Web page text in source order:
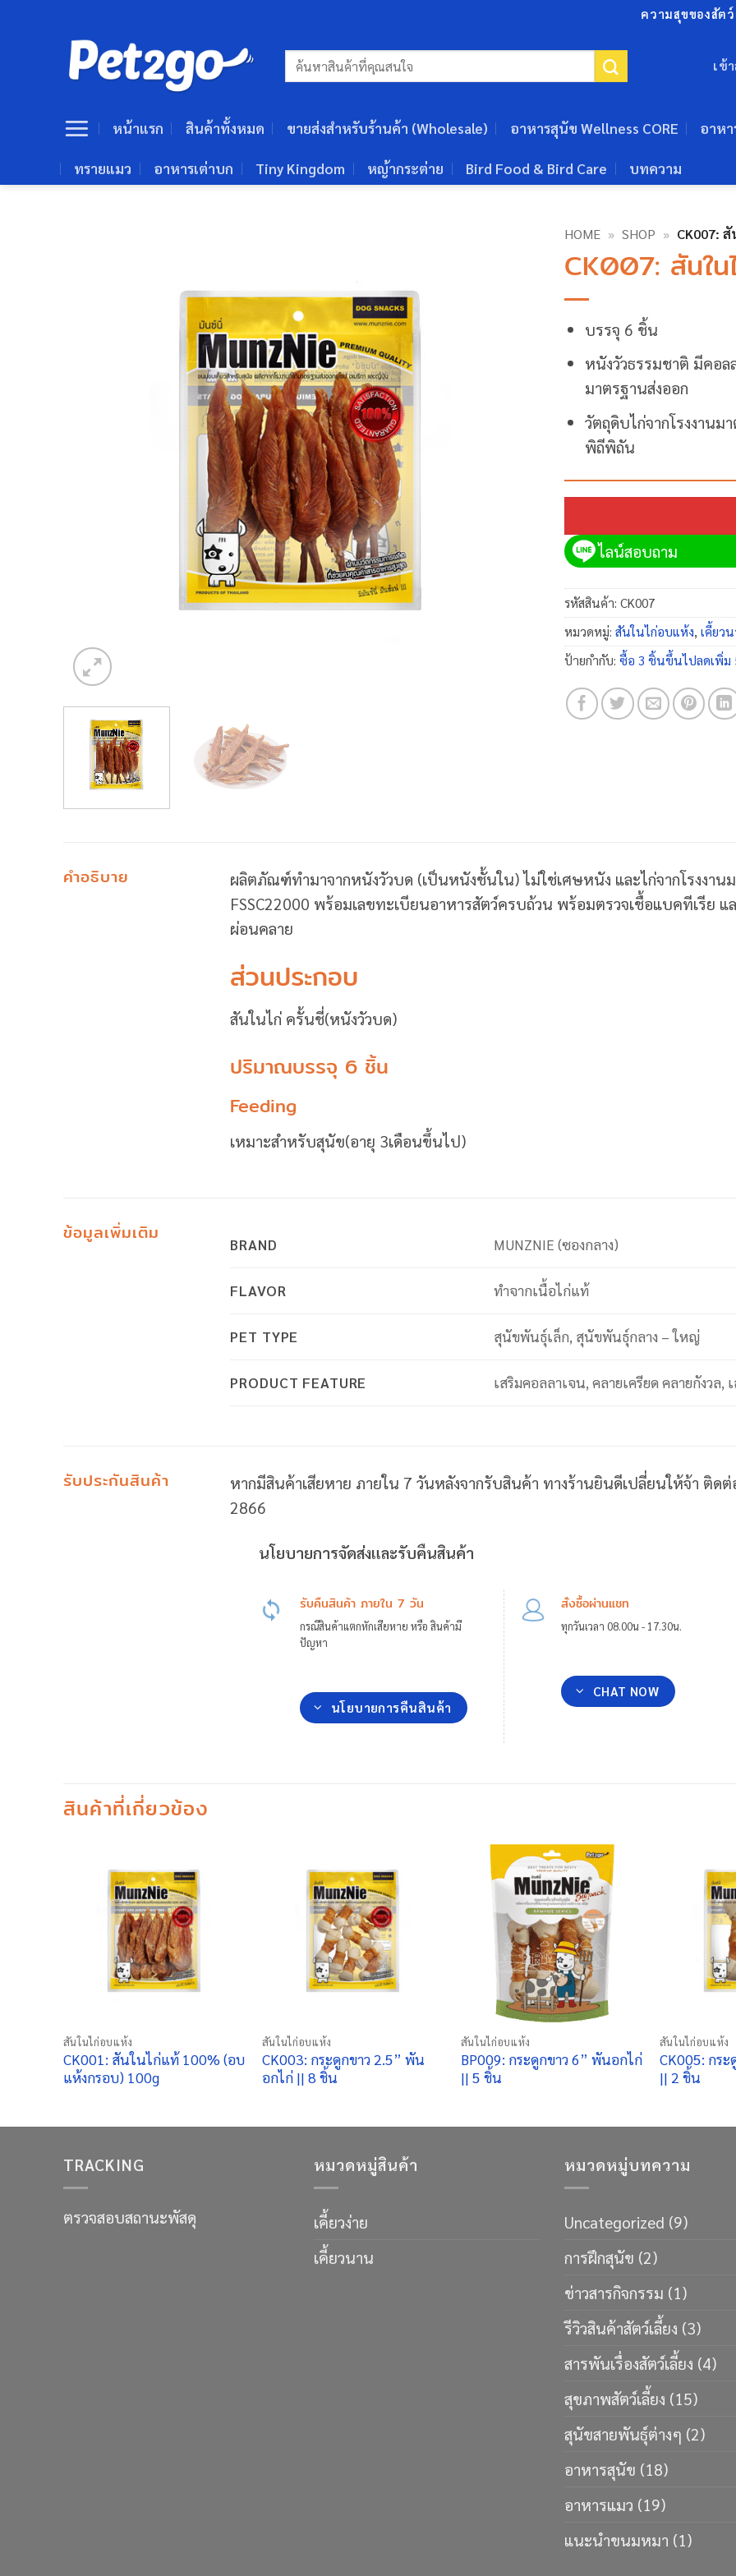
ความสุขของสัตว์
ค้นหา: เข้
หน้าแรก สินค้าทั้งหมด ขายส่งสำหรับร้านค้า (Wholesale) อาหารสุนัข Wellness CORE อาหา
ทรายแมว อาหารเต่าบก Tiny Kingdom หญ้ากระต่าย Bird Food & Bird Care บทความ
HOME » SHOP » CK007:
CK007: สันใ
บรรจุ 6 ชิ้น
หนังวัวธรรมชาติ มีคอล
มาตรฐานส่งออก
วัตถุดิบไก่จากโรงงานม
พิถีพิถัน
ไลน์สอบถาม
รหัสสินค้า: CK007
หมวดหมู่: สันในไก่อบแห้ง, เคี้ยว
ป้ายกำกับ: ซื้อ 3 ชิ้นขึ้นไปลดเพิ่ม
คำอธิบาย
ผลิตภัณฑ์ทำมาจากหนังวัวบด (เป็นหนังชั้นใน) ไม่ใช่เศษหนัง และไก่จากโรงงาน
FSSC22000 พร้อมเลขทะเบียนอาหารสัตว์ครบถ้วน พร้อมตรวจเชื้อแบคทีเรีย
ผ่อนคลาย
ส่วนประกอบ
สันในไก่ ครั้นชี่(หนังวัวบด)
ปริมาณบรรจุ 6 ชิ้น
Feeding
เหมาะสำหรับสุนัข(อายุ 3เดือนขึ้นไป)
ข้อมูลเพิ่มเติม BRAND MUNZNIE (ซองกลาง)
FLAVOR ทำจากเนื้อไก่แท้
PET TYPE สุนัขพันธุ์เล็ก, สุนัขพันธุ์กลาง – ใหญ่
PRODUCT FEATURE เสริมคอลลาเจน, คลายเครียด คลายกังวล,
รับประกันสินค้า
หากมีสินค้าเสียหาย ภายใน 7 วันหลังจากรับสินค้า ทางร้านยินดีเปลี่ยนให้จ้า ติด
2866
นโยบายการจัดส่งและรับคืนสินค้า
รับคืนสินค้า ภายใน 7 วัน
กรณีสินค้าแตกหักเสียหาย หรือ สินค้ามี
ปัญหา
นโยบายการคืนสินค้า
สั่งซื้อผ่านแชท
ทุกวันเวลา 08.00น - 17.30น.
CHAT NOW
สินค้าที่เกี่ยวข้อง
สันในไก่อบแห้ง
CK001: สันในไก่แท้ 100% (อบ
แห้งกรอบ) 100g
สันในไก่อบแห้ง
CK003: กระดูกขาว 2.5” พัน
อกไก่ || 8 ชิ้น
สันในไก่อบแห้ง
BP009: กระดูกขาว 6” พันอกไก่
|| 5 ชิ้น
สันในไก่อบแห้ง
CK005: กร
|| 2 ชิ้น
TRACKING
ตรวจสอบสถานะพัสดุ
หมวดหมู่สินค้า
เคี้ยวง่าย
เคี้ยวนาน
หมวดหมู่บทความ
Uncategorized (9)
การฝึกสุนัข (2)
ข่าวสารกิจกรรม (1)
รีวิวสินค้าสัตว์เลี้ยง (3)
สารพันเรื่องสัตว์เลี้ยง (4)
สุขภาพสัตว์เลี้ยง (15)
สุนัขสายพันธ์ุต่างๆ (2)
อาหารสุนัข (18)
อาหารแมว (19)
แนะนำขนมหมา (1)